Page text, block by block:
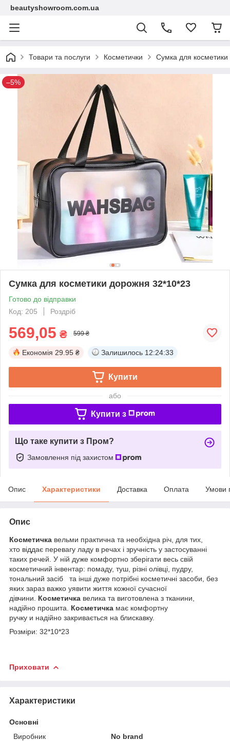
beautyshowroom.com.ua
Товари та послуги Косметички Сумка для
–5%
Сумка для косметики дорожня 32*10*23
Готово до відправки
Код: 205
Роздріб
569,05 ₴ 599 ₴
Економія 29.95 ₴ Залишилось 12:24:32
Купити
або
Купити з
Що таке купити з Пром?
Замовлення під захистом
Опис Характеристики Доставка Оплата Умови
Опис
Косметичка вельми практична та необхідна річ, для тих,
хто віддає перевагу ладу в речах і зручність у застосуванні
таких речей. У ній дуже комфортно зберігати весь свій
косметичний інвентар: помаду, туш, різні олівці, пудру,
тональний засіб та інші дуже потрібні косметичні засоби, без
яких зараз важко уявити життя кожної сучасної
дівчини. Косметичка велика та виготовлена з тканини,
надійно прошита. Косметичка має комфортну
ручку и надійно закривається на блискавку.
Розміри: 32*10*23
Приховати
Характеристики
Основні
Виробник
No brand